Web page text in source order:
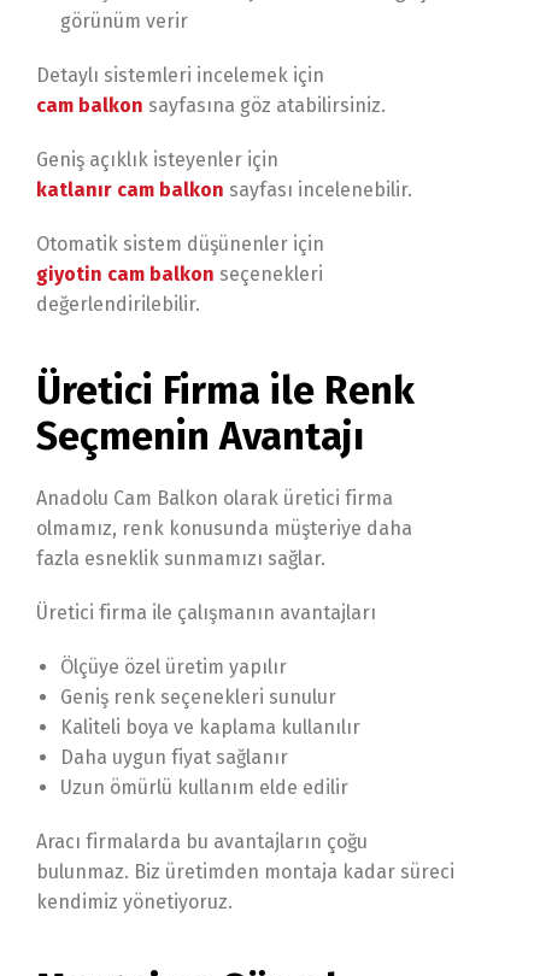
görünüm verir
Detaylı sistemleri incelemek için
cam balkon sayfasına göz atabilirsiniz.
Geniş açıklık isteyenler için
katlanır cam balkon sayfası incelenebilir.
Otomatik sistem düşünenler için
giyotin cam balkon seçenekleri
değerlendirilebilir.
Üretici Firma ile Renk
Seçmenin Avantajı
Anadolu Cam Balkon olarak üretici firma
olmamız, renk konusunda müşteriye daha
fazla esneklik sunmamızı sağlar.
Üretici firma ile çalışmanın avantajları
Ölçüye özel üretim yapılır
Geniş renk seçenekleri sunulur
Kaliteli boya ve kaplama kullanılır
Daha uygun fiyat sağlanır
Uzun ömürlü kullanım elde edilir
Aracı firmalarda bu avantajların çoğu
bulunmaz. Biz üretimden montaja kadar süreci
kendimiz yönetiyoruz.